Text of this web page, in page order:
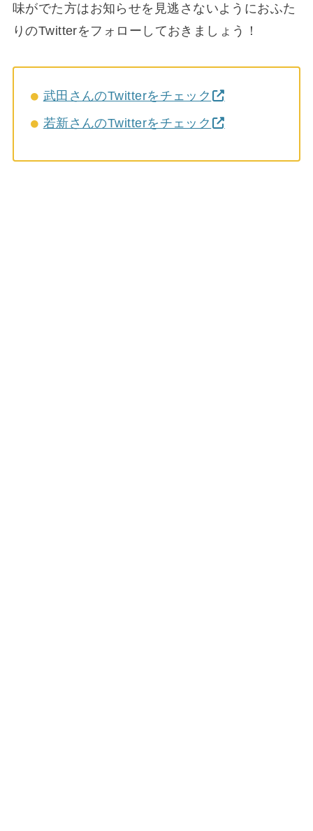
味がでた方はお知らせを見逃さないようにおふた
りのTwitterをフォローしておきましょう！
武田さんのTwitterをチェック
若新さんのTwitterをチェック